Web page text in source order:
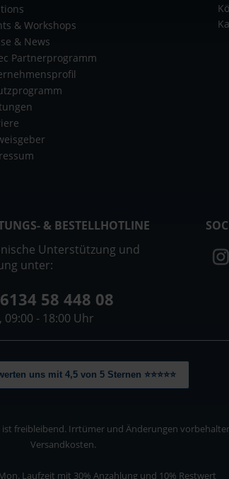
& Workshops
& News
Partnerprogramm
& BESTELLHOTLINE
Unterstützung und
unter:
58 448 08
09:00 - 18:00 Uhr
uns mit 4,5 von 5 Sternen ⭐⭐⭐⭐⭐
freibleibend. Irrtümer und Änderungen
Versandkosten.
Laufzeit mit 30% Anzahlung und 10% Restwert